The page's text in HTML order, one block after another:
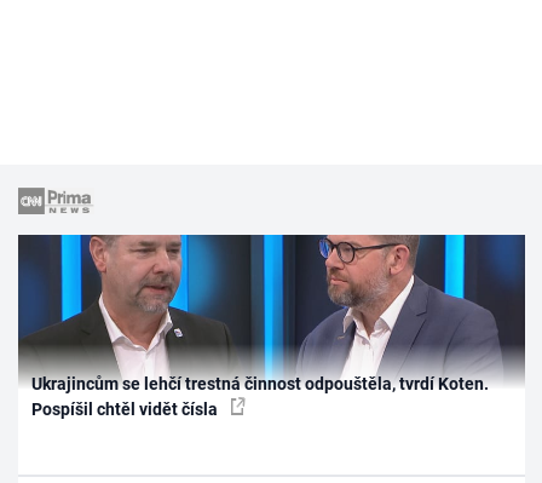
Ukrajincům se lehčí trestná činnost odpouštěla, tvrdí Koten.
Pospíšil chtěl vidět čísla